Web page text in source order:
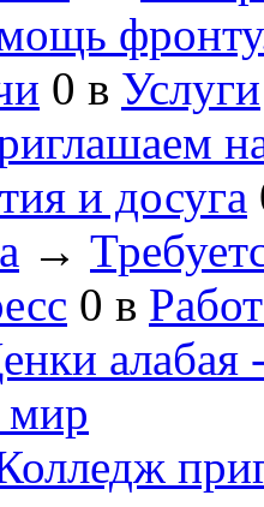
0 в Услуги
и досуга
→
0 в
алабая